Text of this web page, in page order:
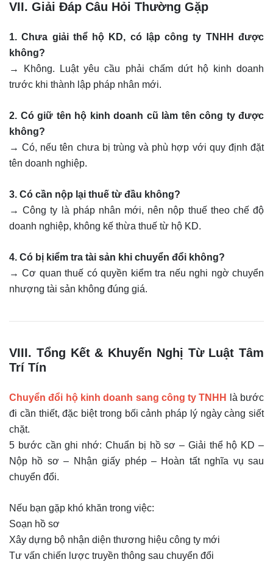
VII. Giải Đáp Câu Hỏi Thường Gặp
1. Chưa giải thể hộ KD, có lập công ty TNHH được
không?
→ Không. Luật yêu cầu phải chấm dứt hộ kinh doanh
trước khi thành lập pháp nhân mới.
2. Có giữ tên hộ kinh doanh cũ làm tên công ty được
không?
→ Có, nếu tên chưa bị trùng và phù hợp với quy định đặt
tên doanh nghiệp.
3. Có cần nộp lại thuế từ đầu không?
→ Công ty là pháp nhân mới, nên nộp thuế theo chế độ
doanh nghiệp, không kế thừa thuế từ hộ KD.
4. Có bị kiểm tra tài sản khi chuyển đổi không?
→ Cơ quan thuế có quyền kiểm tra nếu nghi ngờ chuyển
nhượng tài sản không đúng giá.
VIII. Tổng Kết & Khuyến Nghị Từ Luật Tâm
Trí Tín
Chuyển đổi hộ kinh doanh sang công ty TNHH
là bước
đi cần thiết, đặc biệt trong bối cảnh pháp lý ngày càng siết
chặt.
5 bước cần ghi nhớ: Chuẩn bị hồ sơ – Giải thể hộ KD –
Nộp hồ sơ – Nhận giấy phép – Hoàn tất nghĩa vụ sau
chuyển đổi.
Nếu bạn gặp khó khăn trong việc:
Soạn hồ sơ
Xây dựng bộ nhận diện thương hiệu công ty mới
Tư vấn chiến lược truyền thông sau chuyển đổi